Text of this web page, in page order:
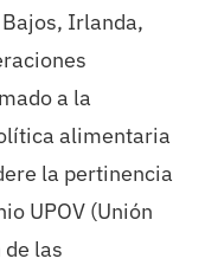
Irlanda,
a la
alimentaria
la pertinencia
UPOV (Unión
las